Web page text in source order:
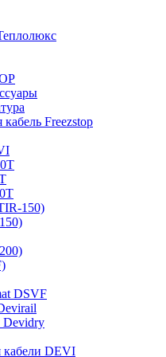
Freezstop
150)
DSVF
Devidry
кабели DEVI